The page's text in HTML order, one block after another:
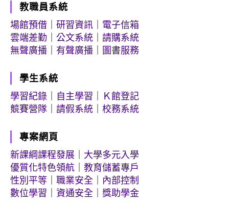
教職員系統
場館預借
研習資訊
電子信箱
雲端差勤
公文系統
請購系統
無聲廣播
有聲廣播 圖書服務
學生系統
學習紀錄
自主學習
Ｋ館登記
競賽營隊
請假系統 校務系統
專案網頁
新課綱課程發展
大學多元入學
優質化特色領航
教育儲蓄專戶
性別平等
職業安全
內部控制
數位學習
資通安全 獎助學金